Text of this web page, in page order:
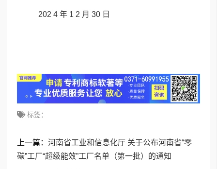
202 4 年 1 2 月 30 日
标签：
上一篇： 河南省工业和信息化厅 关于公布河南省“零
碳”工厂“超级能效”工厂名单（第一批）的通知